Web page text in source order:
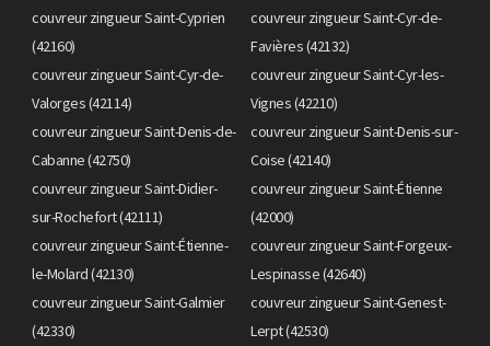
couvreur zingueur Saint-Cyprien
(42160)
couvreur zingueur Saint-Cyr-de-
Favières (42132)
couvreur zingueur Saint-Cyr-de-
Valorges (42114)
couvreur zingueur Saint-Cyr-les-
Vignes (42210)
couvreur zingueur Saint-Denis-de-
Cabanne (42750)
couvreur zingueur Saint-Denis-sur-
Coise (42140)
couvreur zingueur Saint-Didier-
sur-Rochefort (42111)
couvreur zingueur Saint-Étienne
(42000)
couvreur zingueur Saint-Étienne-
le-Molard (42130)
couvreur zingueur Saint-Forgeux-
Lespinasse (42640)
couvreur zingueur Saint-Galmier
(42330)
couvreur zingueur Saint-Genest-
Lerpt (42530)